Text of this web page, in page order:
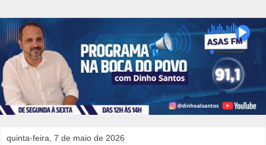
quinta-feira, 7 de maio de 2026